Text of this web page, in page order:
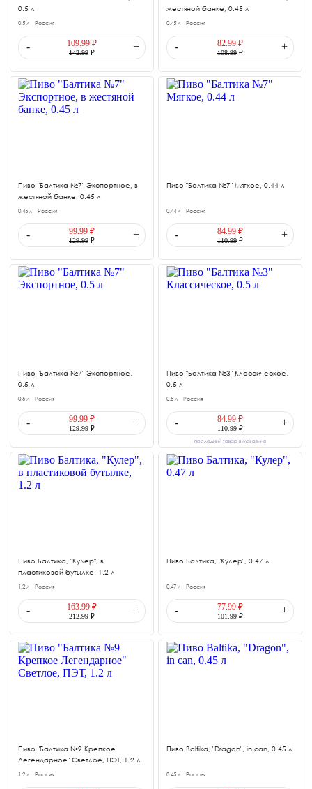
0.5 л
0.5 л Россия
- 109.99 ₽
142.99 ₽
+
жестяной банке, 0.45 л
0.45 л Россия
- 82.99 ₽
108.99 ₽
+
Пиво "Балтика №7" Экспортное, в
жестяной банке, 0.45 л
0.45 л Россия
- 99.99 ₽
129.99 ₽
+
Пиво "Балтика №7" Мягкое, 0.44 л
0.44 л Россия
- 84.99 ₽
110.99 ₽
+
Пиво "Балтика №7" Экспортное,
0.5 л
0.5 л Россия
- 99.99 ₽
129.99 ₽
+
Пиво "Балтика №3" Классическое,
0.5 л
0.5 л Россия
- 84.99 ₽
110.99 ₽
+
последний товар в магазине
Пиво Балтика, "Кулер", в
пластиковой бутылке, 1.2 л
1.2 л Россия
- 163.99 ₽
212.99 ₽
+
Пиво Балтика, "Кулер", 0.47 л
0.47 л Россия
- 77.99 ₽
101.99 ₽
+
Пиво "Балтика №9 Крепкое
Легендарное" Светлое, ПЭТ, 1.2 л
1.2 л Россия
Пиво Baltika, "Dragon", in can, 0.45 л
0.45 л Россия